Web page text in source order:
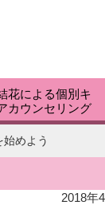
花による個別キ
カウンセリング
めよう
2018年